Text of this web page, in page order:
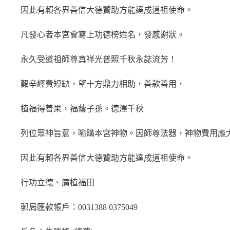
因此有賴各界善信大德贊助方能達成道祖使命。
凡發心者本宮會寫上功德榜姓名，發感謝狀。
永久受道祖師尊真祥光普照千秋永誌流芳！
艱辛經費短缺，望十方鼎力相助，善款善用，
植福得善果，福蔭子孫。德澤千秋
列位眾神旨意，喻購本宮神物。因師尊法器，神物費用龐
因此有賴各界善信大德贊助方能達成道祖使命。
行功立德、廣植福田
郵局匯款帳戶：0031388 0375049